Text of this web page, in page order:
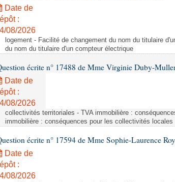
Date de
:
08/2026
logement - Facilité de changement du nom du titulaire
du nom du titulaire d'un compteur électrique
écrite n° 17488 de Mme Virginie Duby-
Date de
:
08/2026
collectivités territoriales - TVA immobilière :
immobilière : conséquences pour les collectivités locales
écrite n° 17594 de Mme Sophie-Laurence Roy
Date de
:
08/2026